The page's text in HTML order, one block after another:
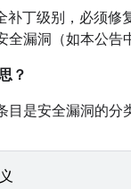
补丁级别，必须
漏洞（如本公告
？
是安全漏洞的分